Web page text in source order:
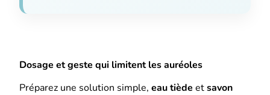
Dosage et geste qui limitent les auréoles
Préparez une solution simple, eau tiède etsavon